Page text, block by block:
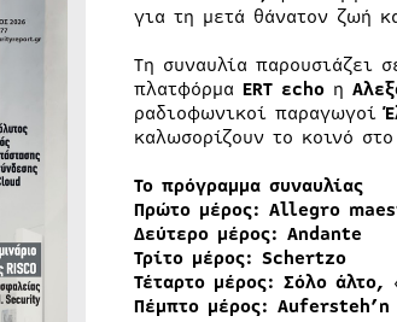
για τη μετά θάνατον ζωή
Τη συναυλία παρουσιάζει
πλατφόρμα ERT εcho η
ραδιοφωνικοί παραγωγοί
καλωσορίζουν το κοινό
Το πρόγραμμα συναυλίας
Πρώτο μέρος: Allegro
Δεύτερο μέρος: Andante
Τρίτο μέρος: Schertzo
Τέταρτο μέρος: Σόλο άλτο,
Πέμπτο μέρος: Aufersteh’n